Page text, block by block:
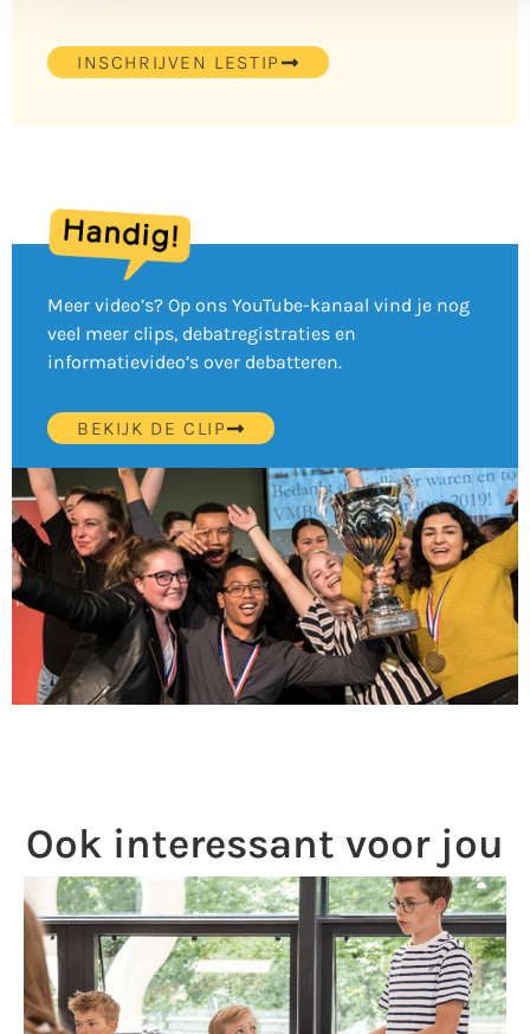
INSCHRIJVEN LESTIP
Meer video’s? Op ons YouTube-kanaal vind je nog
veel meer clips, debatregistraties en
informatievideo’s over debatteren.
BEKIJK DE CLIP
Ook interessant voor jou